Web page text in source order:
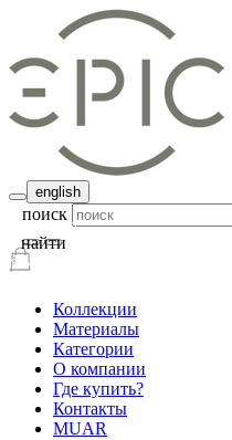
english
поиск
Коллекции
Материалы
Категории
О компании
Где купить?
Контакты
MUAR
найти